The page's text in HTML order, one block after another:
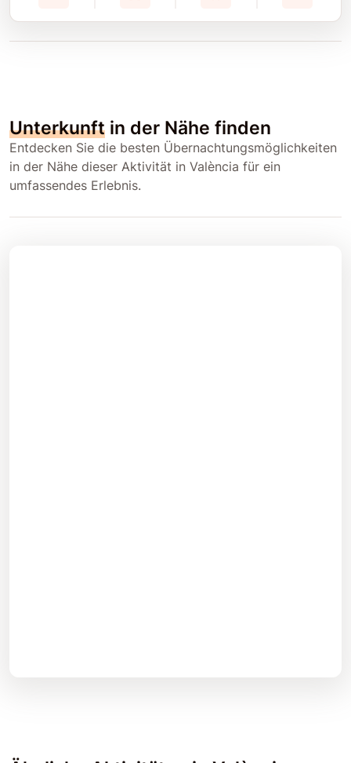
Unterkunft in der Nähe finden
Entdecken Sie die besten Übernachtungsmöglichkeiten
in der Nähe dieser Aktivität in València für ein
umfassendes Erlebnis.